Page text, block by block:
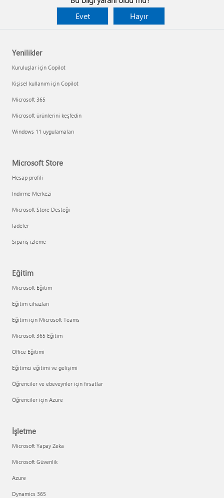
Evet
Hayır
Yenilikler
Kuruluşlar için Copilot
Kişisel kullanım için Copilot
Microsoft 365
Microsoft ürünlerini keşfedin
Windows 11 uygulamaları
Microsoft Store
Hesap profili
İndirme Merkezi
Microsoft Store Desteği
İadeler
Sipariş izleme
Eğitim
Microsoft Eğitim
Eğitim cihazları
Eğitim için Microsoft Teams
Microsoft 365 Eğitim
Office Eğitimi
Eğitimci eğitimi ve gelişimi
Öğrenciler ve ebeveynler için fırsatlar
Öğrenciler için Azure
İşletme
Microsoft Yapay Zeka
Microsoft Güvenlik
Azure
Dynamics 365